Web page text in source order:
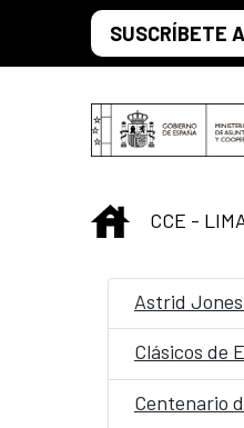
Saltar al contenido principal
SUSCRÍBETE
INICIO
CCE -
Astrid
Clásicos de
Centenario